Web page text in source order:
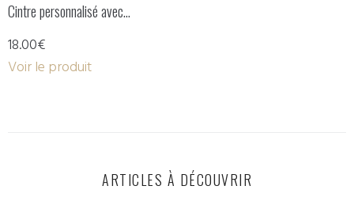
Cintre personnalisé avec…
18.00€
Voir le produit
ARTICLES À DÉCOUVRIR